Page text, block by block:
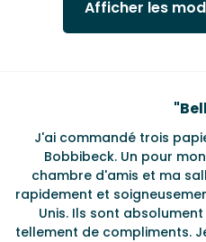
Afficher les
chez
pour ma
sont arrivés
États-
et je reçois
à nouveau
"
L'équipe a
délai
motifs